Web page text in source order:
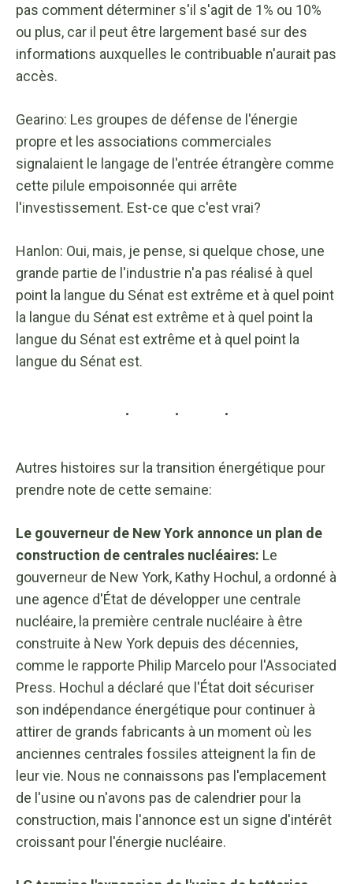
pas comment déterminer s'il s'agit de 1% ou 10%
ou plus, car il peut être largement basé sur des
informations auxquelles le contribuable n'aurait pas
accès.
Gearino: Les groupes de défense de l'énergie
propre et les associations commerciales
signalaient le langage de l'entrée étrangère comme
cette pilule empoisonnée qui arrête
l'investissement. Est-ce que c'est vrai?
Hanlon: Oui, mais, je pense, si quelque chose, une
grande partie de l'industrie n'a pas réalisé à quel
point la langue du Sénat est extrême et à quel point
la langue du Sénat est extrême et à quel point la
langue du Sénat est extrême et à quel point la
langue du Sénat est.
Autres histoires sur la transition énergétique pour
prendre note de cette semaine:
Le gouverneur de New York annonce un plan de
construction de centrales nucléaires: Le
gouverneur de New York, Kathy Hochul, a ordonné à
une agence d'État de développer une centrale
nucléaire, la première centrale nucléaire à être
construite à New York depuis des décennies,
comme le rapporte Philip Marcelo pour l'Associated
Press. Hochul a déclaré que l'État doit sécuriser
son indépendance énergétique pour continuer à
attirer de grands fabricants à un moment où les
anciennes centrales fossiles atteignent la fin de
leur vie. Nous ne connaissons pas l'emplacement
de l'usine ou n'avons pas de calendrier pour la
construction, mais l'annonce est un signe d'intérêt
croissant pour l'énergie nucléaire.